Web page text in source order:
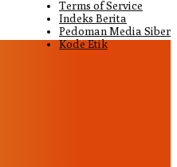
Terms of Service
Indeks Berita
Pedoman Media Siber
Kode Etik